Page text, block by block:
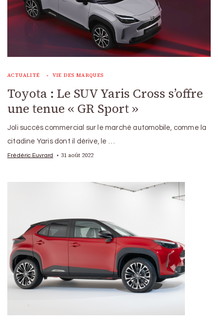
ACTUALITÉ VIE DES MARQUES
Toyota : Le SUV Yaris Cross s’offre
une tenue « GR Sport »
Joli succès commercial sur le marché automobile, comme la
citadine Yaris dont il dérive, le …
Frédéric Euvrard 31 août 2022